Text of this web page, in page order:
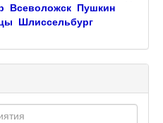
Всеволожск Пушкин
Шлиссельбург